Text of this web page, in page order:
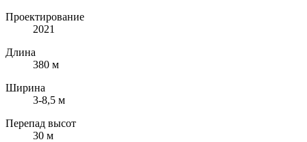
Проектирование
2021
Длина
380 м
Ширина
3-8,5 м
Перепад высот
30 м